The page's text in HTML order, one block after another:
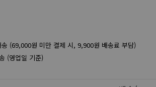
(69,000원 미만 결제 시, 9,900원 배송료 부담)
(영업일 기준)